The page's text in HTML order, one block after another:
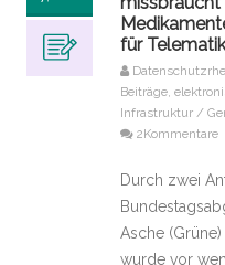
für
Beiträge
Infrastruktur /
2Kommentare
Durch zwei
Asche
wurde vor